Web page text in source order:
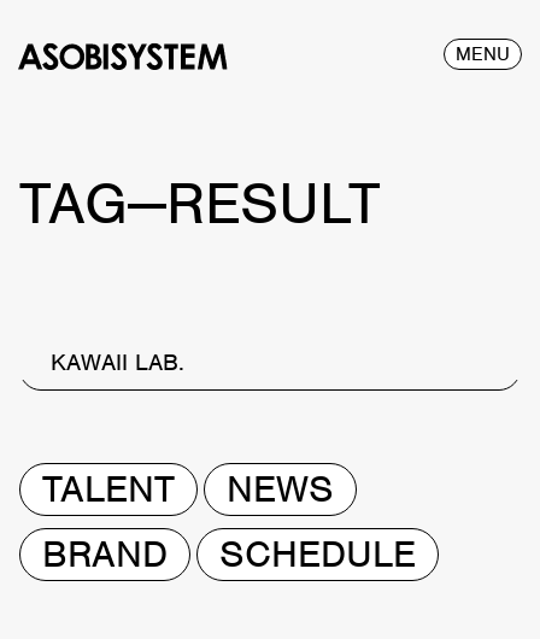
MENU
TAG—RESULT
KAWAII LAB.
TALENT
NEWS
BRAND
SCHEDULE